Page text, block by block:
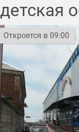
детская
Откроется в 09:00